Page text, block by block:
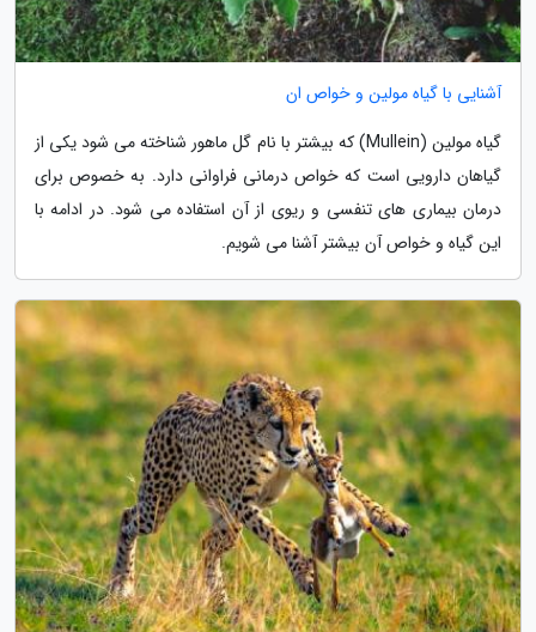
آشنایی با گیاه مولین و خواص ان
گیاه مولین (Mullein) که بیشتر با نام گل ماهور شناخته می شود یکی از
گیاهان دارویی است که خواص درمانی فراوانی دارد. به خصوص برای
درمان بیماری های تنفسی و ریوی از آن استفاده می شود. در ادامه با
این گیاه و خواص آن بیشتر آشنا می شویم.